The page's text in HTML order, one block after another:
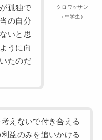
クロワッサン
（中学生）
孤独で
の自分
いと思
うに向
たのだ
えないで付き合える
益のみを追いかける